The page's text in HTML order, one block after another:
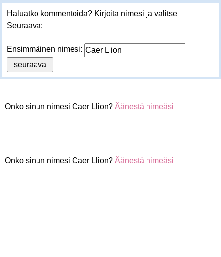
Haluatko kommentoida? Kirjoita nimesi ja valitse
Seuraava:
Ensimmäinen nimesi:
Onko sinun nimesi Caer Llion? Äänestä nimeäsi
Onko sinun nimesi Caer Llion? Äänestä nimeäsi